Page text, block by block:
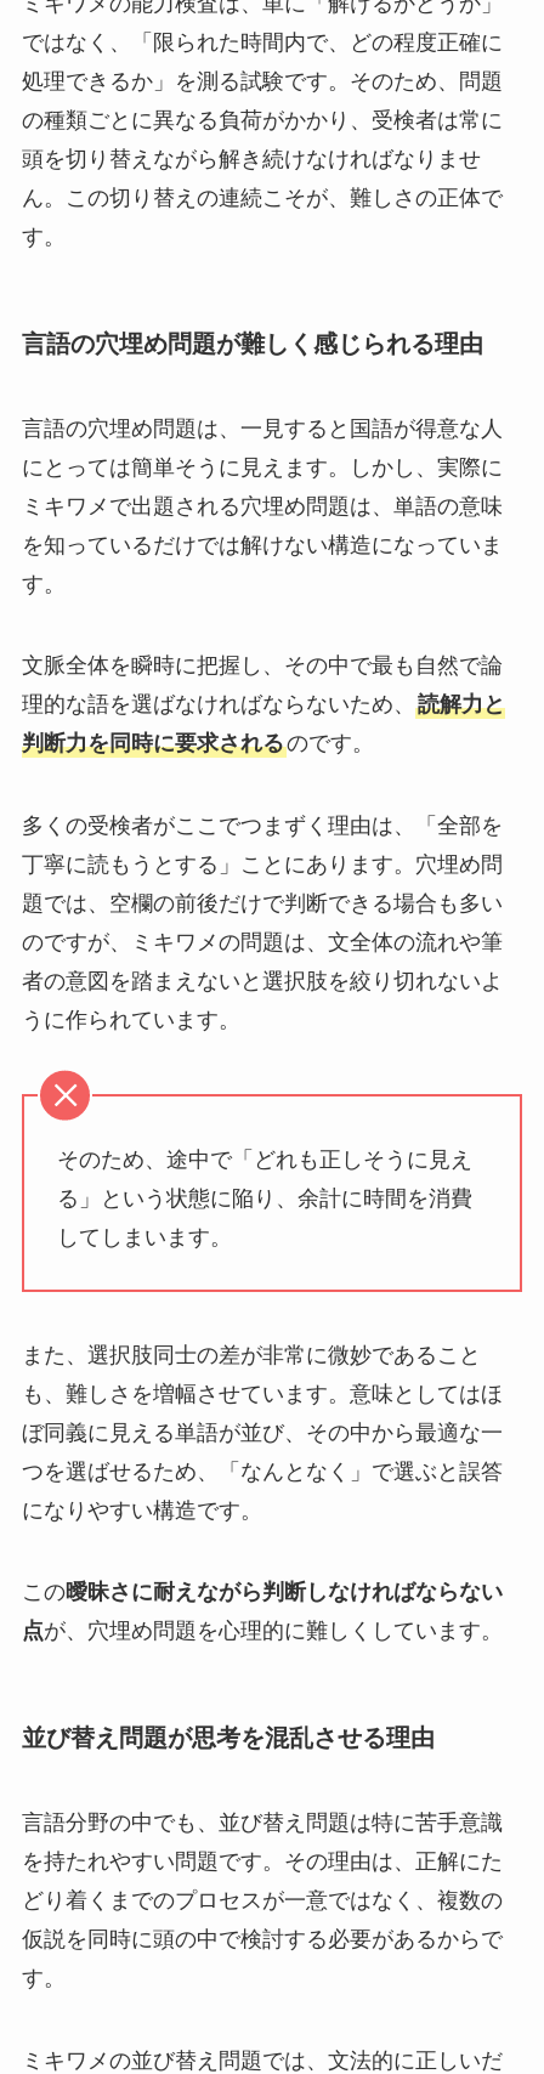
ではなく、「限られた時間内で、どの程度正確に
処理できるか」を測る試験です。そのため、問題
の種類ごとに異なる負荷がかかり、受検者は常に
頭を切り替えながら解き続けなければなりませ
ん。この切り替えの連続こそが、難しさの正体で
す。
言語の穴埋め問題が難しく感じられる理由
言語の穴埋め問題は、一見すると国語が得意な人
にとっては簡単そうに見えます。しかし、実際に
ミキワメで出題される穴埋め問題は、単語の意味
を知っているだけでは解けない構造になっていま
す。
文脈全体を瞬時に把握し、その中で最も自然で論
理的な語を選ばなければならないため、 読解力と
判断力を同時に要求されるのです。
多くの受検者がここでつまずく理由は、「全部を
丁寧に読もうとする」ことにあります。穴埋め問
題では、空欄の前後だけで判断できる場合も多い
のですが、ミキワメの問題は、文全体の流れや筆
者の意図を踏まえないと選択肢を絞り切れないよ
うに作られています。
そのため、途中で「どれも正しそうに見え
る」という状態に陥り、余計に時間を消費
してしまいます。
また、選択肢同士の差が非常に微妙であること
も、難しさを増幅させています。意味としてはほ
ぼ同義に見える単語が並び、その中から最適な一
つを選ばせるため、「なんとなく」で選ぶと誤答
になりやすい構造です。
この曖昧さに耐えながら判断しなければならない
点が、穴埋め問題を心理的に難しくしています。
並び替え問題が思考を混乱させる理由
言語分野の中でも、並び替え問題は特に苦手意識
を持たれやすい問題です。その理由は、正解にた
どり着くまでのプロセスが一意ではなく、複数の
仮説を同時に頭の中で検討する必要があるからで
す。
ミキワメの並び替え問題では、文法的に正しいだ